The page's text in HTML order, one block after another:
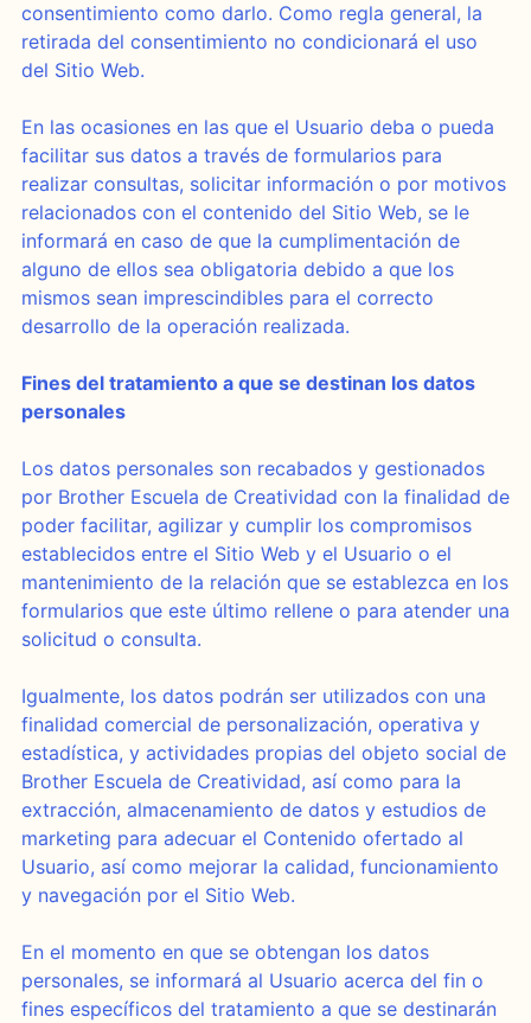
consentimiento como darlo. Como regla general, la
retirada del consentimiento no condicionará el uso
del Sitio Web.
En las ocasiones en las que el Usuario deba o pueda
facilitar sus datos a través de formularios para
realizar consultas, solicitar información o por motivos
relacionados con el contenido del Sitio Web, se le
informará en caso de que la cumplimentación de
alguno de ellos sea obligatoria debido a que los
mismos sean imprescindibles para el correcto
desarrollo de la operación realizada.
Fines del tratamiento a que se destinan los datos
personales
Los datos personales son recabados y gestionados
por Brother Escuela de Creatividad con la finalidad de
poder facilitar, agilizar y cumplir los compromisos
establecidos entre el Sitio Web y el Usuario o el
mantenimiento de la relación que se establezca en los
formularios que este último rellene o para atender una
solicitud o consulta.
Igualmente, los datos podrán ser utilizados con una
finalidad comercial de personalización, operativa y
estadística, y actividades propias del objeto social de
Brother Escuela de Creatividad, así como para la
extracción, almacenamiento de datos y estudios de
marketing para adecuar el Contenido ofertado al
Usuario, así como mejorar la calidad, funcionamiento
y navegación por el Sitio Web.
En el momento en que se obtengan los datos
personales, se informará al Usuario acerca del fin o
fines específicos del tratamiento a que se destinarán